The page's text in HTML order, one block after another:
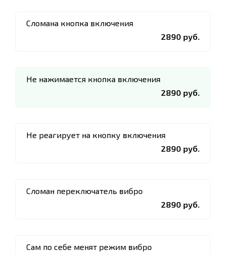
Сломана кнопка включения
2890 руб.
Не нажимается кнопка включения
2890 руб.
Не реагирует на кнопку включения
2890 руб.
Сломан переключатель вибро
2890 руб.
Сам по себе менят режим вибро